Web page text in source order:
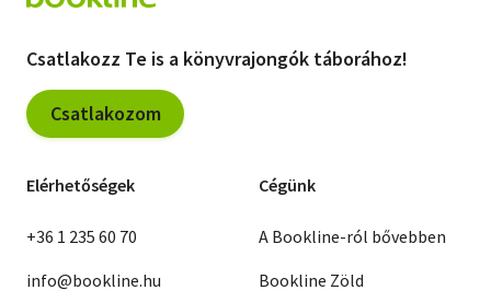
Csatlakozz Te is a könyvrajongók táborához!
Csatlakozom
Elérhetőségek
+36 1 235 60 70
info@bookline.hu
Cégünk
A Bookline-ról bővebben
Bookline Zöld